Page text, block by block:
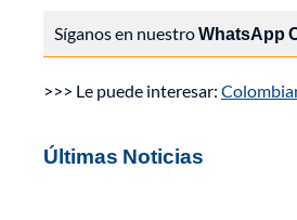
Síganos en nuestroWhatsApp
>>> Le puede interesar:
Últimas Noticias